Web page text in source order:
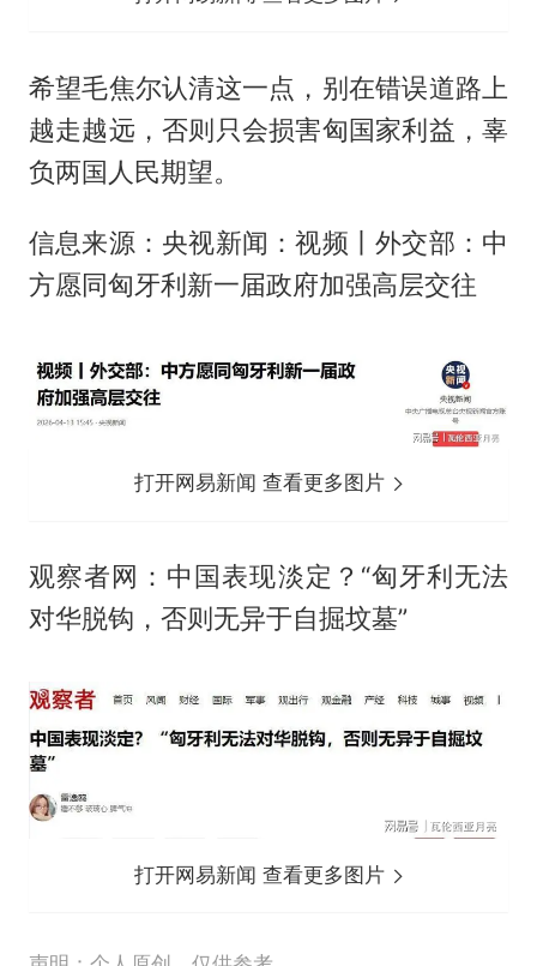
希望毛焦尔认清这一点，别在错误道路上
越走越远，否则只会损害匈国家利益，辜
负两国人民期望。
信息来源：央视新闻：视频丨外交部：中
方愿同匈牙利新一届政府加强高层交往
打开网易新闻 查看更多图片
观察者网：中国表现淡定？“匈牙利无法
对华脱钩，否则无异于自掘坟墓”
打开网易新闻 查看更多图片